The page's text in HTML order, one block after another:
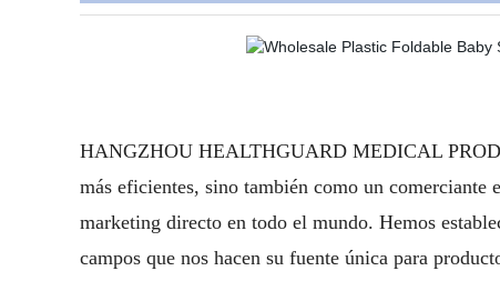
HANGZHOU HEALTHGUARD MEDICAL
más eficientes, sino también como un comerciante
marketing directo en todo el mundo. Hemos
campos que nos hacen su fuente única para